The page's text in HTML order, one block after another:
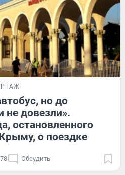
но до
не довезли».
остановленного
о поездке
Обсудить